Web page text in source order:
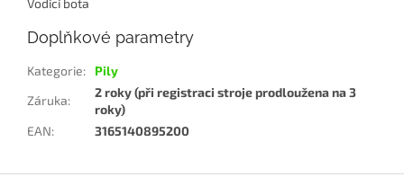
Vodící bota
Doplňkové parametry
Kategorie:
Pily
Záruka:
2 roky (při registraci stroje prodloužena na 3
roky)
EAN: 3165140895200